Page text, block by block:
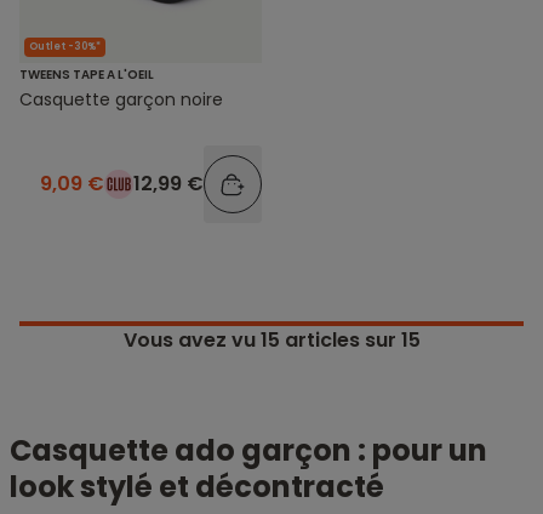
Outlet -30%*
TWEENS TAPE A L'OEIL
Casquette garçon noire
9,09 € 12,99 €
Vous avez vu15 articles sur 15
Casquette ado garçon : pour un
look stylé et décontracté